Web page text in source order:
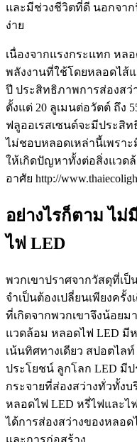
และมีช่วงชีวิตที่ดี นอกจา
ง่าย
เนื่องจากแรงกระแทก หล
พลังงานที่ใช้โดยหลอดไส้
ปี ประสิทธิภาพการส่องสว่
ตั้งแต่ 20 ลูเมนต่อวัตต์ ถึง
ฟลูออเรสเซนต์จะมีประสิ
ไม่ชอบหลอดเหล่านี้เพรา
ให้เกิดปัญหาทั้งต่อสิ่งแวด
อาศัย http://
อย่างไรก็ตาม ไ
ไฟ LED
พวกเขาปราศจากวัสดุที่เ
จำเป็นต้องเปลี่ยนเพียงครั้
ที่เกิดจากพวกเขาจึงน้อยม
แวดล้อม หลอดไฟ LED มี
เน้นทิศทางเดียว สปอตไล
ประโยชน์ ลูกโลก LED มี
กระจายที่ส่องสว่างทั่วทั้ง
หลอดไฟ LED หรี่ไฟและ
ได้การส่องสว่างของหลอ
และการก่อสร้าง